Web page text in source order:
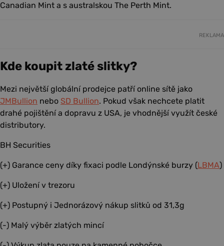
Canadian Mint a s australskou The Perth Mint.
REKLAMA
Kde koupit zlaté slitky?
Mezi největší globální prodejce patří online sítě jako
JMBullion nebo SD Bullion. Pokud však nechcete platit
drahé pojištění a dopravu z USA, je vhodnější využít české
distributory.
BH Securities
(+) Garance ceny díky fixaci podle Londýnské burzy (LBMA)
(+) Uložení v trezoru
(+) Postupný i Jednorázový nákup slitků od 31,3g
(-) Malý výběr zlatých mincí